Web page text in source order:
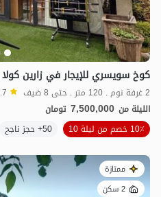
كوخ سويسري للإيجار في زارين كولا
2 غرفة نوم . 120 متر . حتى 8 ضيف
الليلة من 7,500,000 تومان
10٪ خصم من ليلة 10
50+ حجز ناجح
ممتازة
2 سكن